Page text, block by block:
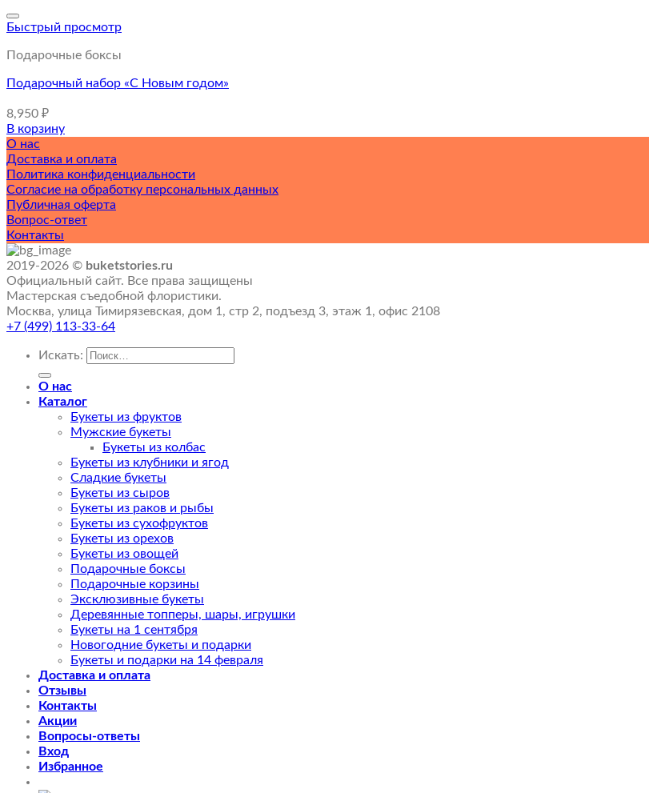
Быстрый просмотр
Подарочные боксы
Подарочный набор «С Новым годом»
8,950 ₽
В корзину
О нас
Доставка и оплата
Политика конфиденциальности
Согласие на обработку персональных данных
Публичная оферта
Вопрос-ответ
Контакты
2019-2026 © buketstories.ru
Официальный сайт. Все права защищены
Мастерская съедобной флористики.
Москва, улица Тимирязевская, дом 1, стр 2, подъезд 3, этаж 1, офис 2108
+7 (499) 113-33-64
Искать:
О нас
Каталог
Букеты из фруктов
Мужские букеты
Букеты из колбас
Букеты из клубники и ягод
Сладкие букеты
Букеты из сыров
Букеты из раков и рыбы
Букеты из сухофруктов
Букеты из орехов
Букеты из овощей
Подарочные боксы
Подарочные корзины
Эксклюзивные букеты
Деревянные топперы, шары, игрушки
Букеты на 1 сентября
Новогодние букеты и подарки
Букеты и подарки на 14 февраля
Доставка и оплата
Отзывы
Контакты
Акции
Вопросы-ответы
Вход
Избранное